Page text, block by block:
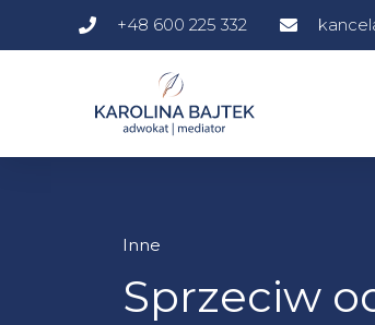
+48 600 225 332
Inne
Sprzeciw